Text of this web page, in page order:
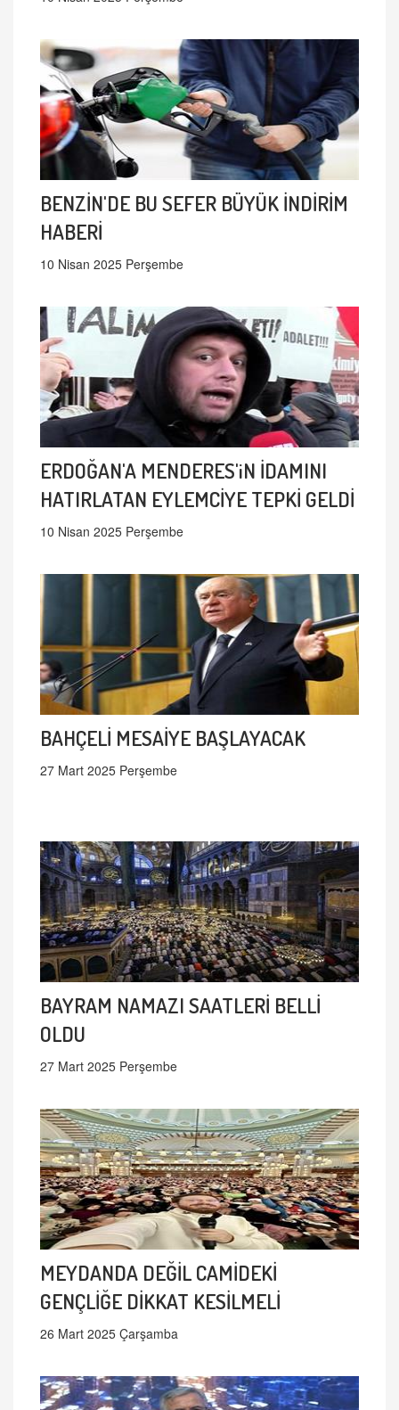
BENZİN'DE BU SEFER BÜYÜK İNDİRİM
HABERİ
10 Nisan 2025 Perşembe
ERDOĞAN'A MENDERES'iN İDAMINI
HATIRLATAN EYLEMCİYE TEPKİ GELDİ
10 Nisan 2025 Perşembe
BAHÇELİ MESAİYE BAŞLAYACAK
27 Mart 2025 Perşembe
BAYRAM NAMAZI SAATLERİ BELLİ
OLDU
27 Mart 2025 Perşembe
MEYDANDA DEĞİL CAMİDEKİ
GENÇLİĞE DİKKAT KESİLMELİ
26 Mart 2025 Çarşamba